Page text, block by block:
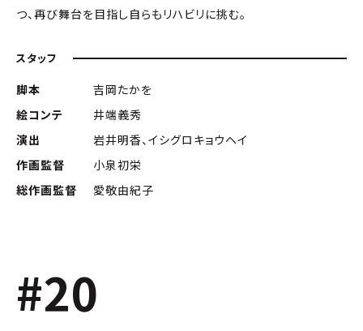
つ、再び舞台を目指し自らもリハビリに挑む。
スタッフ
脚本
吉岡たかを
絵コンテ
井端義秀
演出
岩井明香、イシグロキョウヘイ
作画監督
小泉初栄
総作画監督
愛敬由紀子
#20